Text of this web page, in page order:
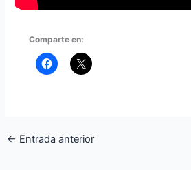
Comparte en:
← Entrada anterior